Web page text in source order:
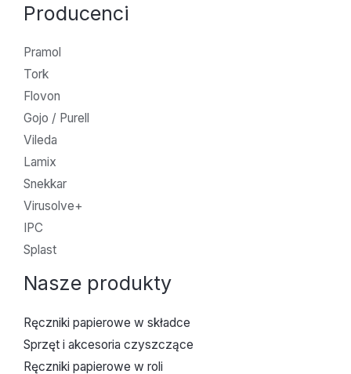
Producenci
Pramol
Tork
Flovon
Gojo / Purell
Vileda
Lamix
Snekkar
Virusolve+
IPC
Splast
Nasze produkty
Ręczniki papierowe w składce
Sprzęt i akcesoria czyszczące
Ręczniki papierowe w roli